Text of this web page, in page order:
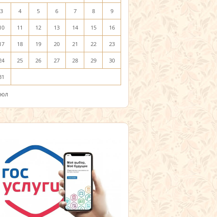
3 4 5 6 7 8 9
11 12 13 14 15 16
18 19 20 21 22 23
25 26 27 28 29 30